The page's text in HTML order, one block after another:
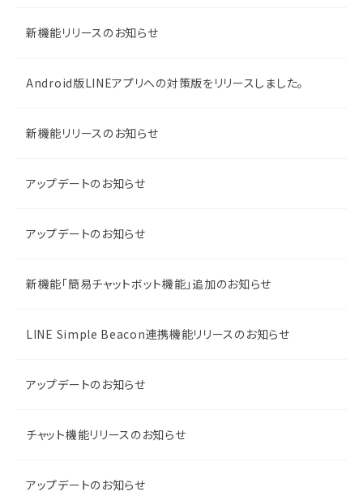
新機能リリースのお知らせ
Android版LINEアプリへの対策版をリリースしました。
新機能リリースのお知らせ
アップデートのお知らせ
アップデートのお知らせ
新機能「簡易チャットボット機能」追加のお知らせ
LINE Simple Beacon連携機能リリースのお知らせ
アップデートのお知らせ
チャット機能リリースのお知らせ
アップデートのお知らせ